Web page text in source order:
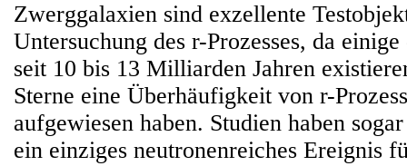
Zwerggalaxien sind exzellente
Untersuchung des r-Prozesses, da
seit 10 bis 13 Milliarden Jahren
Sterne eine Überhäufigkeit von r-
aufgewiesen haben. Studien haben
ein einziges neutronenreiches Ereignis